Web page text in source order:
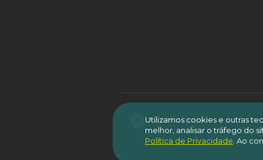
É
Utilizamos cookies e outras
melhor, analisar o tráfego do
Política de Privacidade Ao